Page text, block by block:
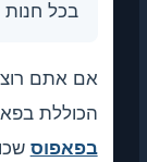
בכל חנות
אתם רוצים
בפאפוס,
שכולל